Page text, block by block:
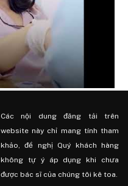
Các nội dung đăng tải trên
website này chỉ mang tính tham
khảo, đề nghị Quý khách hàng
không tự ý áp dụng khi chưa
được bác sĩ của chúng tôi kê toa.